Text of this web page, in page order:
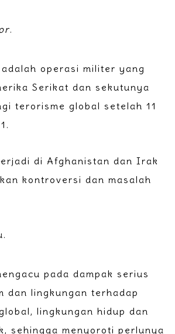
.
adalah operasi militer yang
Serikat dan sekutunya
terorisme global setelah 11
di Afghanistan dan Irak
kontroversi dan masalah
pada dampak serius
dan lingkungan terhadap
lingkungan hidup dan
sehingga menyoroti perlunya